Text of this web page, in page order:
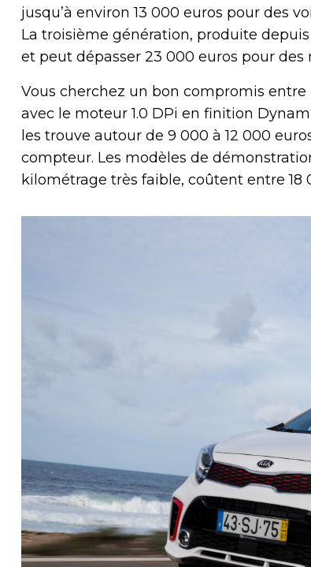
jusqu’à environ 13 000 euros pour des
La troisième génération, produite
et peut dépasser 23 000 euros pour
Vous cherchez un bon compromis
avec le moteur 1.0 DPi en finition
les trouve autour de 9 000 à 12 000
compteur. Les modèles de
kilométrage très faible, coûtent entre 18